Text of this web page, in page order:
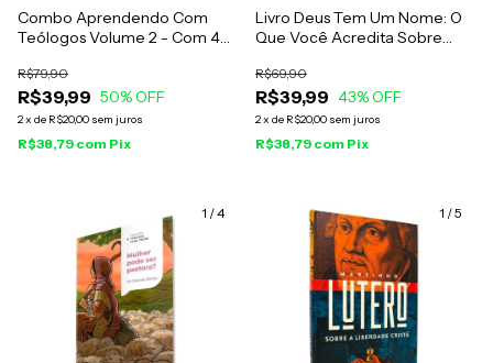
Combo Aprendendo Com
Teólogos Volume 2 - Com 4
R$39,99
R$79,90
50% OFF
2x de R$20,00 sem juros
R$38,79 com Pix
Livro Deus Tem Um Nome: O
Que Você Acredita Sobre
É - John Mark Comer
R$39,99
R$69,90
43% OFF
2x de R$20,00 sem juros
R$38,79 com Pix
1 /4 1 /5